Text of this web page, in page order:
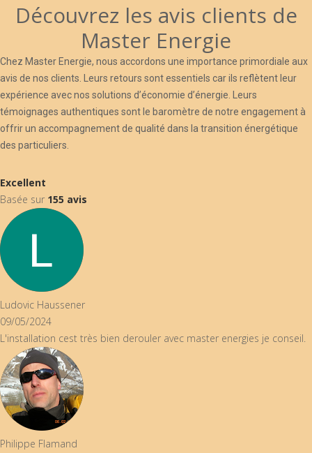
Découvrez les avis clients de
Master Energie
Chez Master Energie, nous accordons une importance primordiale aux
avis de nos clients. Leurs retours sont essentiels car ils reflètent leur
expérience avec nos solutions d’économie d’énergie. Leurs
témoignages authentiques sont le baromètre de notre engagement à
offrir un accompagnement de qualité dans la transition énergétique
des particuliers.
Excellent
Basée sur 155 avis
Haussener
2024
cest très bien derouler avec master energies je conseil.
Flamand